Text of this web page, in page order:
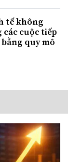
tế không
cuộc tiếp
quy mô